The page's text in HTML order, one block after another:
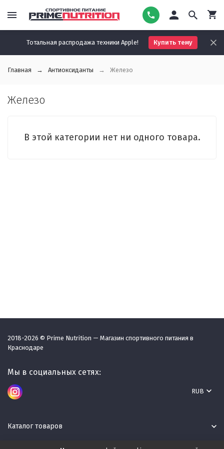
Тотальная распродажа техники Apple! Купить тему
Главная Антиоксиданты Железо
Железо
В этой категории нет ни одного товара.
2018-2026 © Prime Nutrition — Магазин спортивного питания в
Краснодаре
Мы в социальных сетях:
RUB
Каталог товаров